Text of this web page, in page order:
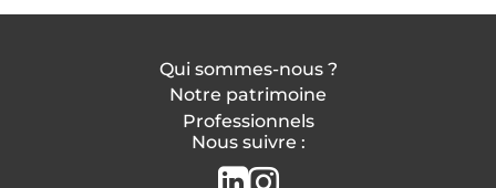
Qui sommes-nous ?
Notre patrimoine
Professionnels
Nous suivre :